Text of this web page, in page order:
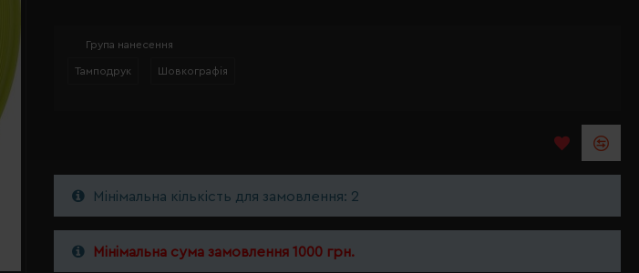
Група нанесення
Тамподрук Шовкографія
Мінімальна кількість для замовлення: 2
Мінімальна сума замовлення 1000 грн.